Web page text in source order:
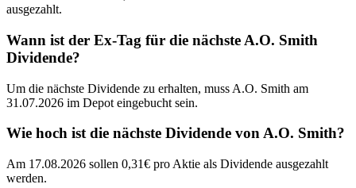
ausgezahlt.
Wann ist der Ex-Tag für die nächste A.O. Smith
Dividende?
Um die nächste Dividende zu erhalten, muss A.O. Smith am
31.07.2026 im Depot eingebucht sein.
Wie hoch ist die nächste Dividende von A.O. Smith?
Am 17.08.2026 sollen 0,31€ pro Aktie als Dividende ausgezahlt
werden.